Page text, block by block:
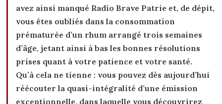
avez ainsi manqué Radio Brave Patrie et, de dépit,
vous êtes oubliés dans la consommation
prématurée d’un rhum arrangé trois semaines
d’âge, jetant ainsi à bas les bonnes résolutions
prises quant à votre patience et votre santé.
Qu’à cela ne tienne : vous pouvez dès aujourd’hui
réécouter la quasi-intégralité d’une émission
exceptionnelle, dans laquelle vous découvrirez